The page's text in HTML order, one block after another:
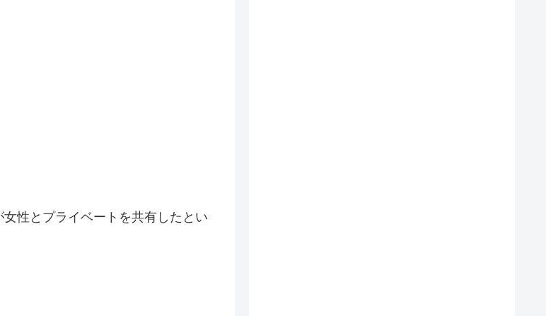
性とプライベートを共有したとい